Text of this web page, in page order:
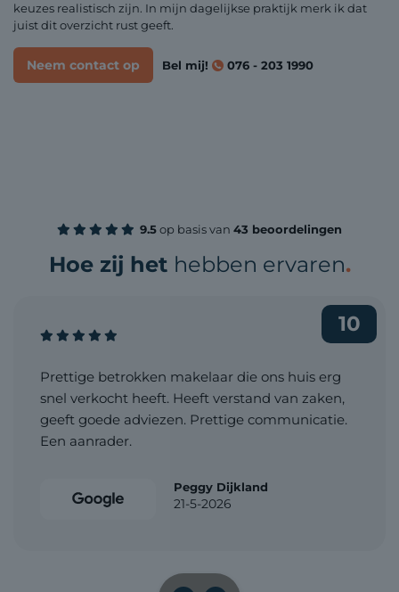
keuzes realistisch zijn. In mijn dagelijkse praktijk merk ik dat
juist dit overzicht rust geeft.
Neem contact op Bel mij! 076 - 203 1990
9.5op basis van 43 beoordelingen
Hoe zij het hebben ervaren.
10
Prettige betrokken makelaar die ons huis erg
snel verkocht heeft. Heeft verstand van zaken,
geeft goede adviezen. Prettige communicatie.
Een aanrader.
Peggy Dijkland
21-5-2026